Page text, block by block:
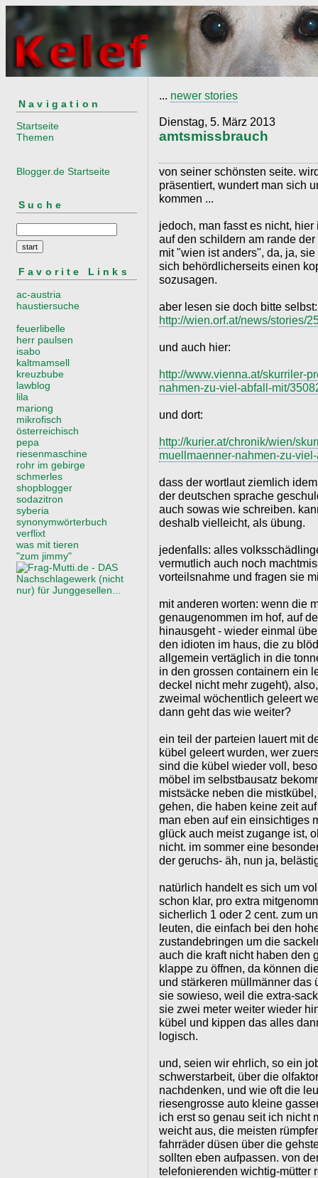
Navigation
Startseite
Themen
Blogger.de Startseite
Suche
Favorite Links
ac-austria
haustiersuche
feuerlibelle
herr paulsen
isabo
kaltmamsell
kreuzbube
lawblog
lila
mariong
mikrofisch
österreichisch
pepa
riesenmaschine
rohr im gebirge
schmerles
shopblogger
sodazitron
syberia
synonymwörterbuch
verflixt
was mit tieren
"zum jimmy"
... newer stories
Dienstag, 5. März 2013
amtsmissbrauch
von seiner schönsten seite.
präsentiert, wundert man sich
kommen ...
jedoch, man fasst es nicht,
auf den schildern am rande
mit "wien ist anders", da, ja,
sich behördlicherseits einen
sozusagen.
aber lesen sie doch bitte selbst:
http://wien.orf.at/news/stories/
und auch hier:
http://www.vienna.at/skurriler-
nahmen-zu-viel-abfall-mit/
und dort:
http://kurier.at/chronik/wien/
muellmaenner-nahmen-zu-
dass der wortlaut ziemlich
der deutschen sprache
auch sowas wie schreiben.
deshalb vielleicht, als übung.
jedenfalls: alles
vermutlich auch noch
vorteilsnahme und fragen sie
mit anderen worten: wenn die
genaugenommen im hof, auf
hinausgeht - wieder einmal
den idioten im haus, die zu
allgemein vertäglich in die
in den grossen containern ein
deckel nicht mehr zugeht),
zweimal wöchentlich geleert
dann geht das wie weiter?
ein teil der parteien lauert mit
kübel geleert wurden, wer
sind die kübel wieder voll,
möbel im selbstbausatz
mistsäcke neben die
gehen, die haben keine zeit
man eben auf ein einsichtiges
glück auch meist zugange ist,
nicht. im sommer eine
der geruchs- äh, nun ja,
natürlich handelt es sich um
schon klar, pro extra
sicherlich 1 oder 2 cent. zum
leuten, die einfach bei den
zustandebringen um die
auch die kraft nicht haben den
klappe zu öffnen, da können
und stärkeren müllmänner das
sie sowieso, weil die extra-
sie zwei meter weiter wieder
kübel und kippen das alles
logisch.
und, seien wir ehrlich, so ein
schwerstarbeit, über die
nachdenken, und wie oft die
riesengrosse auto kleine
ich erst so genau seit ich nicht
weicht aus, die meisten
fahrräder düsen über die
sollten eben aufpassen. von
telefonierenden wichtig-mütter